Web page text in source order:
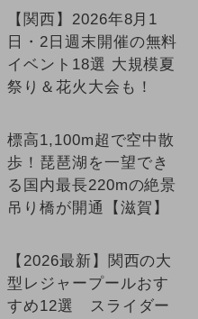
【関西】2026年8月1
日・2日週末開催の無料
イベント18選 大規模夏
祭り＆花火大会も！
標高1,100m超で空中散
歩！琵琶湖を一望でき
る国内最長220mの絶景
吊り橋が開通【滋賀】
【2026最新】関西の大
型レジャープールおす
すめ12選 スライダー